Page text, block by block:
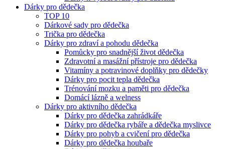
Dárky pro dědečka
TOP 10
Dárkové sady pro dědečka
Trička pro dědečka
Dárky pro zdraví a pohodu dědečka
Pomůcky pro snadnější život dědečka
Zdravotní a masážní přístroje pro dědečka
Vitamíny a potravinové doplňky pro dědečky
Dárky pro pocit tepla dědečka
Trénování mozku a paměti pro dědečka
Domácí lázně a welness
Dárky pro aktivního dědečka
Dárky pro dědečka zahrádkáře
Dárky pro dědečka rybáře a dědečka myslivce
Dárky pro pohyb a cvičení pro dědečka
Dárky pro dědečka houbaře